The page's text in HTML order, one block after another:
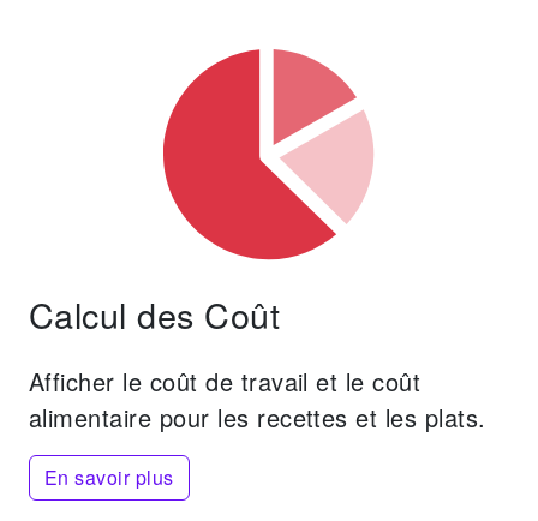
Calcul des Coût
Afficher le coût de travail et le coût
alimentaire pour les recettes et les plats.
En savoir plus